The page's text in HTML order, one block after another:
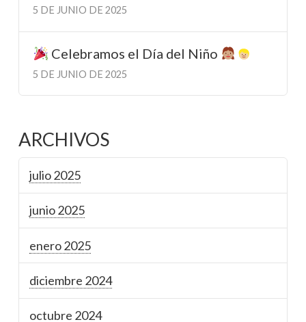
5 DE JUNIO DE 2025
Celebramos el Día del Niño
5 DE JUNIO DE 2025
ARCHIVOS
julio 2025
junio 2025
enero 2025
diciembre 2024
octubre 2024